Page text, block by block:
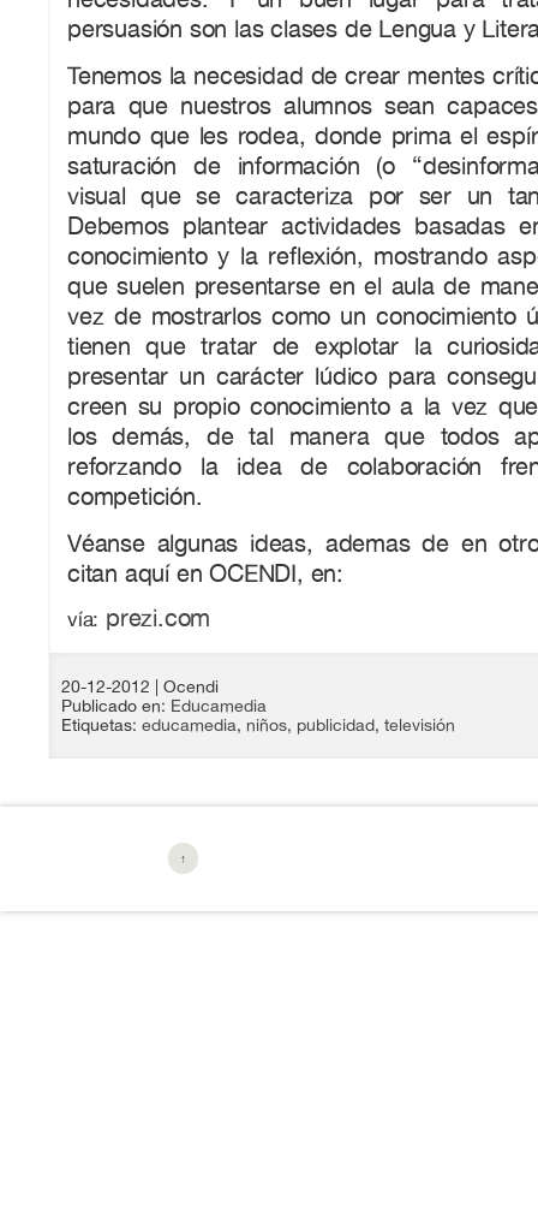
persuasión son las clases de Lengua y
Tenemos la necesidad de crear mentes
para que nuestros alumnos sean
mundo que les rodea, donde prima el
saturación de información (o
visual que se caracteriza por ser un
Debemos plantear actividades basadas
conocimiento y la reflexión, mostrando
que suelen presentarse en el aula de
vez de mostrarlos como un conocimiento
tienen que tratar de explotar la
presentar un carácter lúdico para
creen su propio conocimiento a la vez
los demás, de tal manera que todos
reforzando la idea de colaboración
competición.
Véanse algunas ideas, ademas de en
citan aquí en OCENDI, en:
vía: prezi.com
20-12-2012
| Ocendi
Publicado en: Educamedia
Etiquetas: educamedia, niños, publicidad, televisión
↑